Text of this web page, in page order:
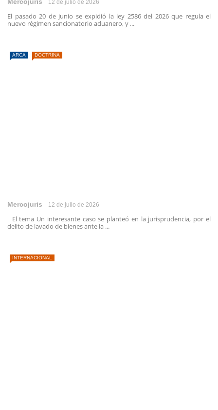
12 de julio de 2026
El pasado 20 de junio se expidió la ley 2586 del 2026 que regula el
nuevo régimen sancionatorio aduanero, y ...
ARCA DOCTRINA
Mercojuris 12 de julio de 2026
El tema Un interesante caso se planteó en la jurisprudencia, por el
delito de lavado de bienes ante la ...
INTERNACIONAL